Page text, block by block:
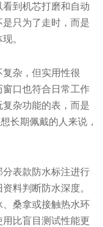
到机芯打磨和自动
只为了走时，而是
。
杂，但实用性很
口也符合日常工作
杂功能的表，而是
长期佩戴的人来说，
表款防水标注进行
料判断防水深度。
桑拿或接触热水环
比盲目测试性能更